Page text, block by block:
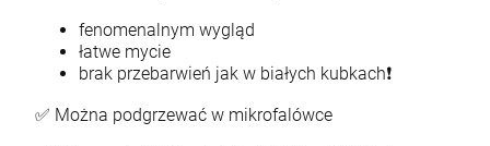
DO KOSZYKA
fenomenalnym wygląd
łatwe mycie
brak przebarwień jak w białych kubkach❗
✅ Można podgrzewać w mikrofalówce